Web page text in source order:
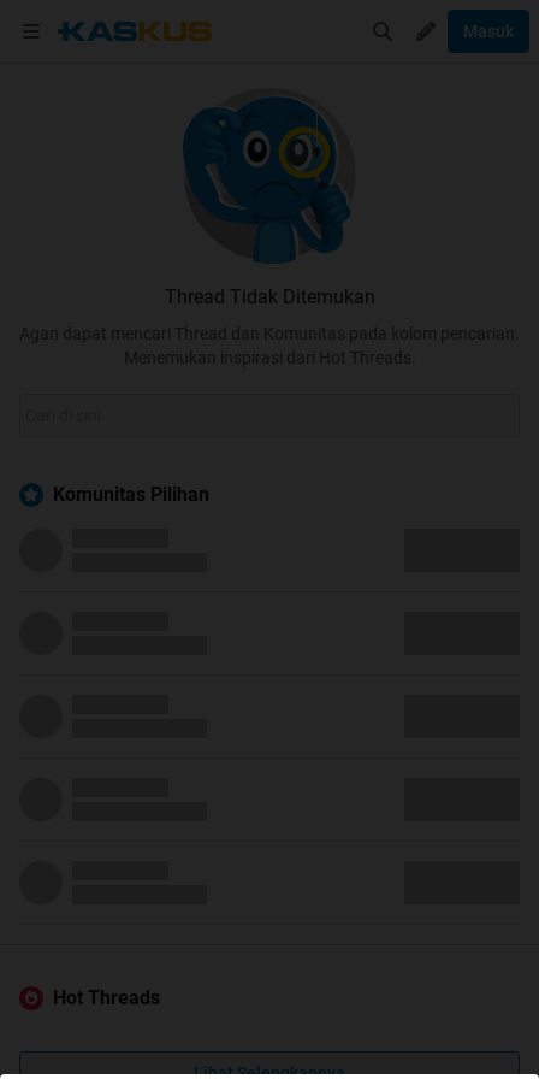
Masuk
Thread Tidak Ditemukan
Agan dapat mencari Thread dan Komunitas pada kolom pencarian.
Menemukan inspirasi dari Hot Threads.
Komunitas Pilihan
Hot Threads
Lihat Selengkapnya